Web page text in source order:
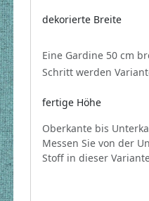
dekorierte Breite
Eine Gardine 50 cm
Schritt werden
fertige Höhe
Oberkante bis
Messen Sie von der
Stoff in dieser